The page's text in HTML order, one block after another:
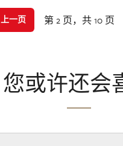
上一页 第 2 页，共 10 页
您或许还会